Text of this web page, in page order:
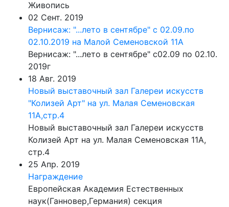
Живопись
02 Сент. 2019
Вернисаж: "...лето в сентябре" с 02.09.по
02.10.2019 на Малой Семеновской 11А
Вернисаж: "...лето в сентябре" с02.09 по 02.10.
2019г
18 Авг. 2019
Новый выставочный зал Галереи искусств
"Колизей Арт" на ул. Малая Семеновская
11А,стр.4
Новый выставочный зал Галереи искусств
Колизей Арт на ул. Малая Семеновская 11А,
стр.4
25 Апр. 2019
Награждение
Европейская Академия Естественных
наук(Ганновер,Германия) секция